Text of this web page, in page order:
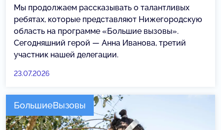
Мы продолжаем рассказывать о талантливых
ребятах, которые представляют Нижегородскую
область на программе «Большие вызовы».
Сегодняшний герой — Анна Иванова, третий
участник нашей делегации.
23.07.2026
БольшиеВызовы